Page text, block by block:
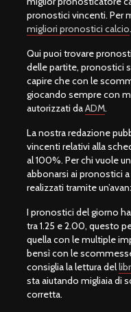
pronostici vincenti. Per
migliori pronostici calcio.
Qui puoi trovare
delle partite, pronostici
capire che con le
giocando sempre con
autorizzati daADM.
La nostra redazione
vincenti relativi alla
al 100%. Per chi vuole
abbonarsi ai pronostici
realizzati tramite
I pronostici del giorno
tra 1.25 e 2.00, questo
quella con le multiple
bensì con le
consiglia la lettura del
sta aiutando migliaia di
corretta.